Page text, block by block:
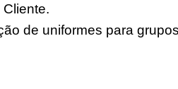
de uniformes para